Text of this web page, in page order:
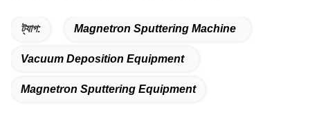
ট্যাগ: Magnetron Sputtering Machine
Vacuum Deposition Equipment
Magnetron Sputtering Equipment